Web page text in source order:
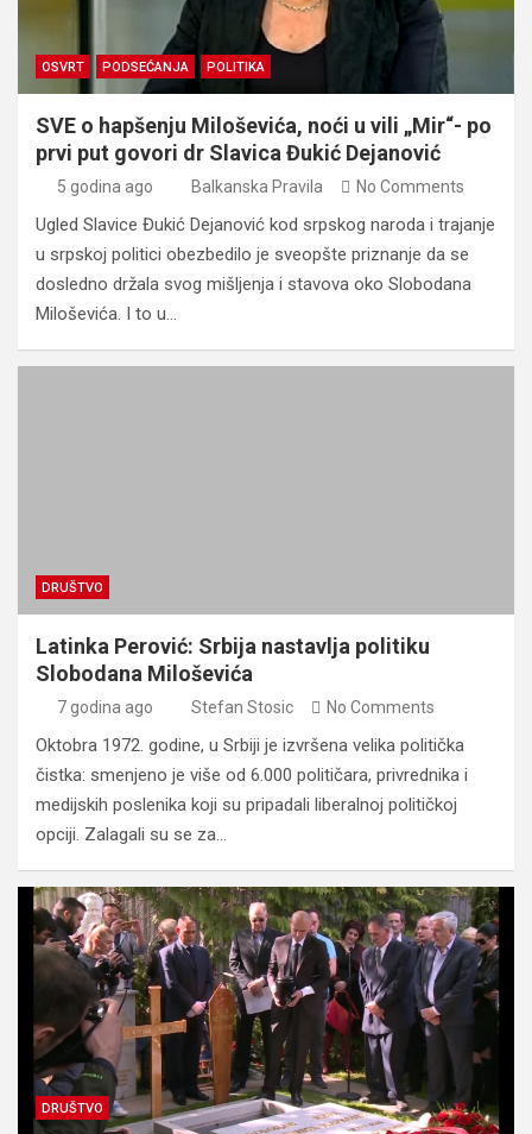
OSVRT PODSEĆANJA POLITIKA
SVE o hapšenju Miloševića, noći u vili „Mir“- po
prvi put govori dr Slavica Đukić Dejanović
5 godina ago Balkanska Pravila No Comments
Ugled Slavice Đukić Dejanović kod srpskog naroda i trajanje
u srpskoj politici obezbedilo je sveopšte priznanje da se
dosledno držala svog mišljenja i stavova oko Slobodana
Miloševića. I to u…
DRUŠTVO
Latinka Perović: Srbija nastavlja politiku
Slobodana Miloševića
7 godina ago Stefan Stosic No Comments
Oktobra 1972. godine, u Srbiji je izvršena velika politička
čistka: smenjeno je više od 6.000 političara, privrednika i
medijskih poslenika koji su pripadali liberalnoj političkoj
opciji. Zalagali su se za…
DRUŠTVO